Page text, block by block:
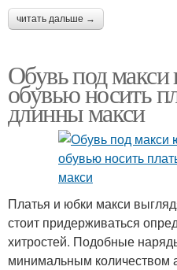
читать дальше →
Обувь под
обувью носить
длинны макси
Платья и юбки макси
стоит придерживаться
хитростей. Подобные
минимальным количеством